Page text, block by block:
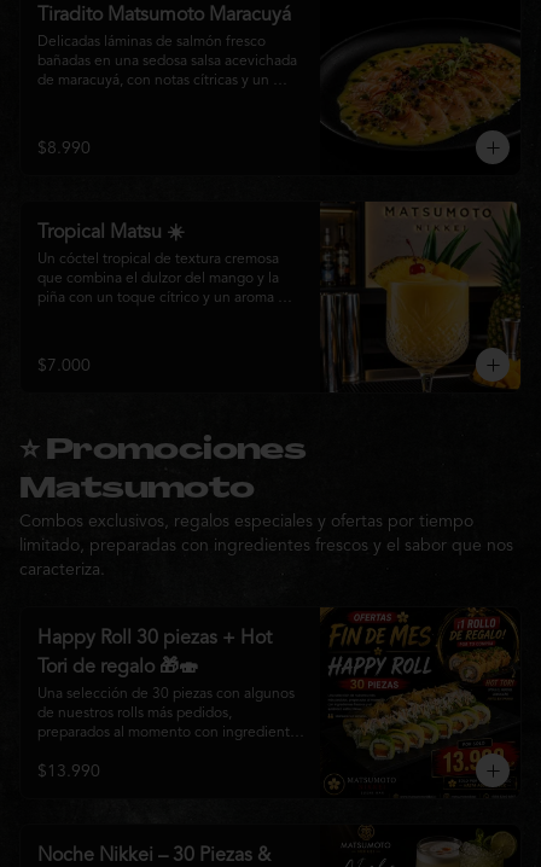
Tiradito Matsumoto Maracuyá
Delicadas láminas de salmón fresco
bañadas en una sedosa salsa acevichada
de maracuyá, con notas cítricas y un
de ají rojo, aceite de cilantro, brotes
frescos y pimienta recién molida. Un
$8.990
Tropical Matsu ☀️
Un cóctel tropical de textura cremosa
que combina el dulzor del mango y la
piña con un toque cítrico y un aroma
nikkei de Matsumoto.
$7.000
⭐ Promociones
Matsumoto
Combos exclusivos, regalos especiales y ofertas por tiempo
limitado, preparadas con ingredientes frescos y el sabor que nos
caracteriza.
Happy Roll 30 piezas + Hot
Tori de regalo 🎁🍣
Una selección de 30 piezas con algunos
de nuestros rolls más pedidos,
preparados al momento con ingredientes
Matsumoto Nikkei. Una promoción
Incluye un Hot Tori de regalo (10 piezas):
$13.990
Noche Nikkei – 30 Piezas &